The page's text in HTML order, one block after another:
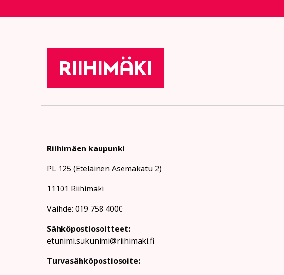
Riihimäen kaupunki
PL 125 (Eteläinen Asemakatu 2)
11101 Riihimäki
Vaihde: 019 758 4000
Sähköpostiosoitteet:
etunimi.sukunimi@riihimaki.fi
Turvasähköpostiosoite: